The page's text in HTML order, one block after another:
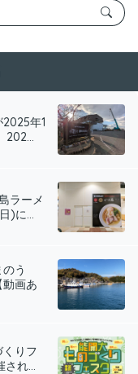
年1
202...
ラーメ
)に...
う
画あ
りフ
され...